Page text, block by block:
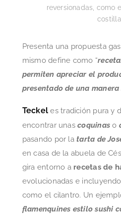
reversionadas, como
Presenta una propuesta
mismo define como “
permiten apreciar el
presentado de una
Teckel es tradición pura y
encontrar unascoquinaso
pasando por latarta de
en casa de la abuela de
gira entorno a recetas de
evolucionadas e
como el cilantro. Un
flamenquines estilo sushi